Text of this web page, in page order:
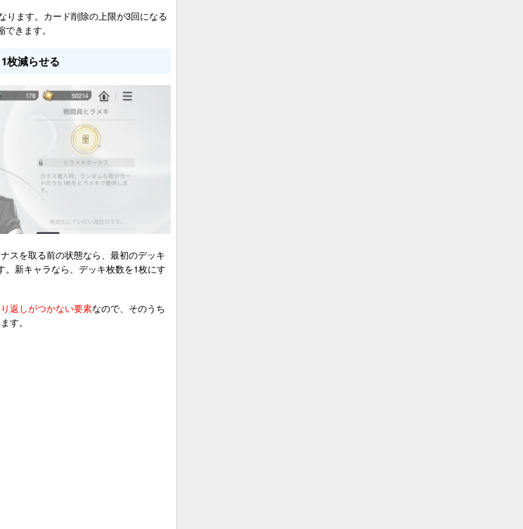
ります。カード削除の上限が3回になる
きます。
枚減らせる
スを取る前の状態なら、最初のデッキ
。新キャラなら、デッキ枚数を1枚にす
返しがつかない要素なので、そのうち
す。